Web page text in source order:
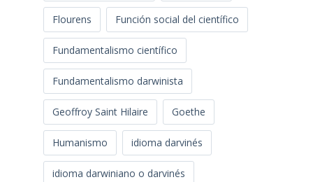
Flourens Función social del científico
Fundamentalismo científico
Fundamentalismo darwinista
Geoffroy Saint Hilaire Goethe
Humanismo idioma darvinés
idioma darwiniano o darvinés